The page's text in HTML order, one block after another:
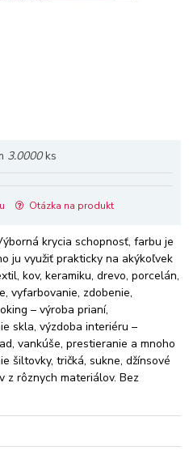
3.0000ks
Otázka na produkt
krycia schopnosť, farbu je
ju využiť prakticky na akýkoľvek
kov, keramiku, drevo, porcelán,
vyfarbovanie, zdobenie,
– výroba prianí,
skla, výzdoba interiéru –
vankúše, prestieranie a mnoho
šiltovky, tričká, sukne, džínsové
z rôznych materiálov. Bez